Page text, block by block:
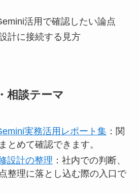
活用で確認したい論点
計に接続する見方
相談テーマ
実務活用レポート集：関
とめて確認できます。
設計の整理 ：社内での判断、
整理に落とし込む際の入口で